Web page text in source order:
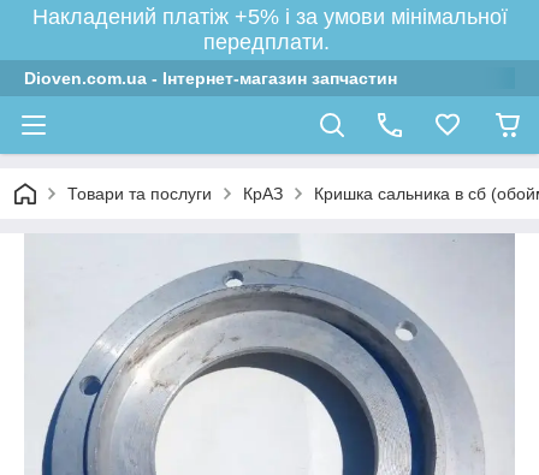
Накладений платіж +5% і за умови мінімальної
передплати.
Dioven.com.ua - Інтернет-магазин запчастин
Товари та послуги КрАЗ Кришка сальника в сб